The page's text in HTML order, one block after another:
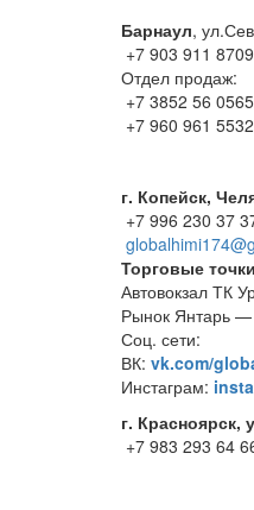
Барнаул,
+7 903 911 8709
Отдел продаж:
+7 3852 56 0565
+7 960 961 5532
г. Копейск,
+7 996 230 37
Торговые
Автовокзал ТК
Рынок Янтарь
Соц. сети:
ВК: vk.com/
Инстаграм:
г. Красноярск,
+7 983 293 64